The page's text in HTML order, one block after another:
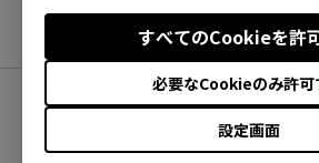
設定画面
必要なCookieのみ許可
すべてのCookieを許
PINK (L), FK1-C (L), FK2 (M),
DIVINA BLUE (M), FK2-B DIVINA
(M), FK2-DW, S1 (M), S1 DIVINA
DIVINA PINK (M), S1-C (M), S2
BLUE (S), S2 DIVINA PINK (S),